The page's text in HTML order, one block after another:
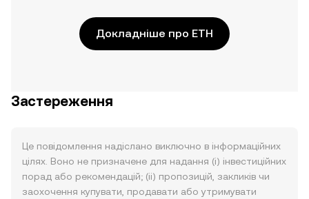
Докладніше про ETH
Застереження
Це повідомлення надіслано виключно в інформаційних
цілях. Воно не призначене для надання (i) інвестиційних
порад або рекомендацій; (ii) пропозицій, закликів чи
заохочення купувати, продавати або утримувати